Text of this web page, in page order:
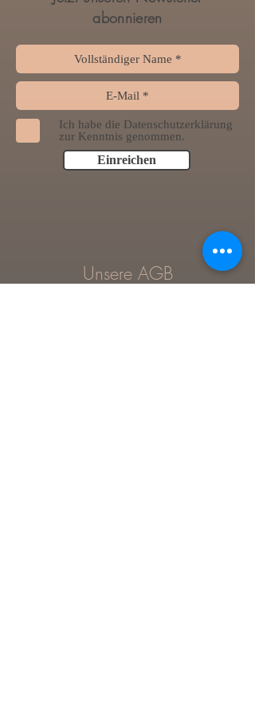
abonnieren
Ich habe die Datenschutzerklärung
zur Kenntnis genommen.
Einreichen
Unsere AGB